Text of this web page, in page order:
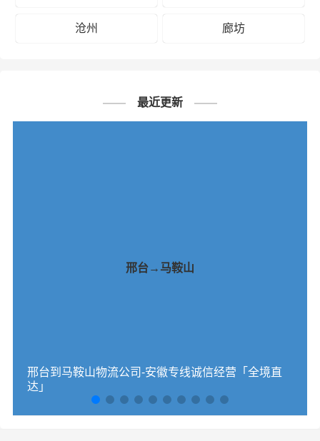
沧州 廊坊
最近更新
邢台→马鞍山
邢台到马鞍山物流公司-安徽专线诚信经营「全境直
达」